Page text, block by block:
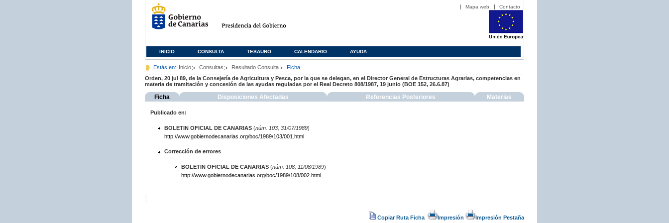
Mapa web Contacto
INICIO CONSULTA TESAURO CALENDARIO AYUDA
Estás en: Inicio Consultas Resultado Consulta
Ficha
Orden, 20 jul 89, de la Consejería de Agricultura y Pesca, por la que se delegan, en el Director General de Estructuras Agrarias, competencias en
materia de tramitación y concesión de las ayudas reguladas por el Real Decreto 808/1987, 19 junio (BOE 152, 26.6.87)
Ficha Disposiciones Afectadas Referencias Posteriores Materias
Publicado en:
BOLETIN OFICIAL DE CANARIAS(núm. 103, 31/07/1989)
http://www.gobiernodecanarias.org/boc/1989/103/001.html
Corrección de errores
BOLETIN OFICIAL DE CANARIAS(núm. 108, 11/08/1989)
http://www.gobiernodecanarias.org/boc/1989/108/002.html
Copiar Ruta Ficha Impresión Impresión Pestaña